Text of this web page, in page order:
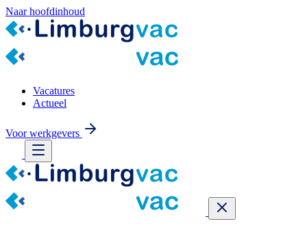
Naar hoofdinhoud
Vacatures
Actueel
Voor werkgevers